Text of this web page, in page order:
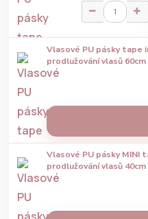
Vlasové PU pásky tape
prodlužování vlasů
Vlasové PU pásky MINI
prodlužování vlasů